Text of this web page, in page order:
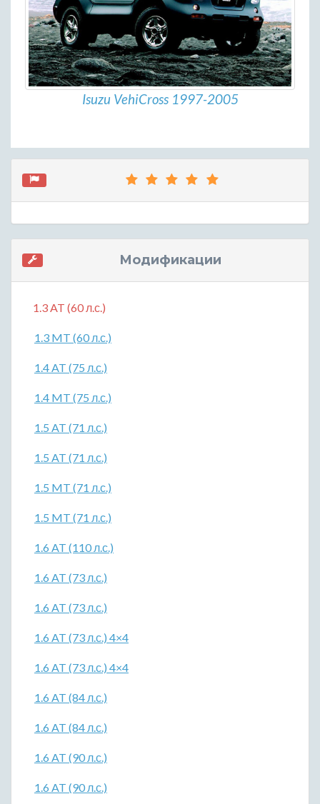
Isuzu VehiCross 1997-2005
Модификации
1.3 AT (60 л.с.)
1.3 MT (60 л.с.)
1.4 AT (75 л.с.)
1.4 MT (75 л.с.)
1.5 AT (71 л.с.)
1.5 AT (71 л.с.)
1.5 MT (71 л.с.)
1.5 MT (71 л.с.)
1.6 AT (110 л.с.)
1.6 AT (73 л.с.)
1.6 AT (73 л.с.)
1.6 AT (73 л.с.) 4×4
1.6 AT (73 л.с.) 4×4
1.6 AT (84 л.с.)
1.6 AT (84 л.с.)
1.6 AT (90 л.с.)
1.6 AT (90 л.с.)